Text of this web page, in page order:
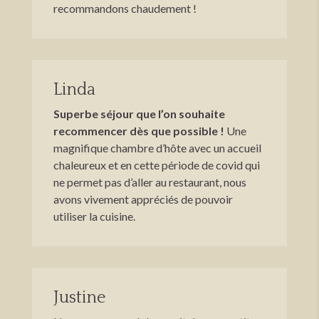
recommandons chaudement !
Linda
Superbe séjour que l’on souhaite
recommencer dès que possible ! Une
magnifique chambre d’hôte avec un accueil
chaleureux et en cette période de covid qui
ne permet pas d’aller au restaurant, nous
avons vivement appréciés de pouvoir
utiliser la cuisine.
Justine